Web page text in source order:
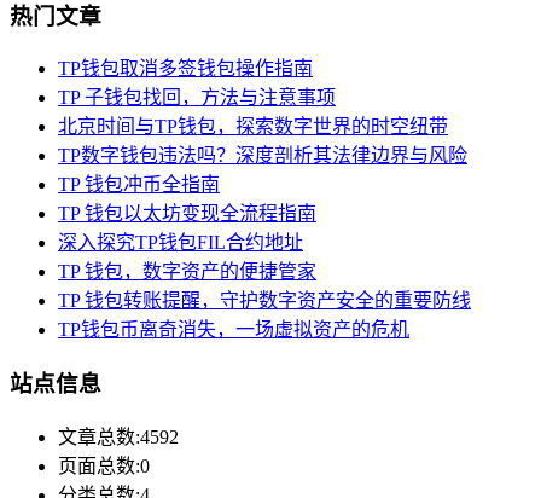
热门文章
TP钱包取消多签钱包操作指南
TP 子钱包找回，方法与注意事项
北京时间与TP钱包，探索数字世界的时空纽带
TP数字钱包违法吗？深度剖析其法律边界与风险
TP 钱包冲币全指南
TP 钱包以太坊变现全流程指南
深入探究TP钱包FIL合约地址
TP 钱包，数字资产的便捷管家
TP 钱包转账提醒，守护数字资产安全的重要防线
TP钱包币离奇消失，一场虚拟资产的危机
站点信息
文章总数:4592
页面总数:0